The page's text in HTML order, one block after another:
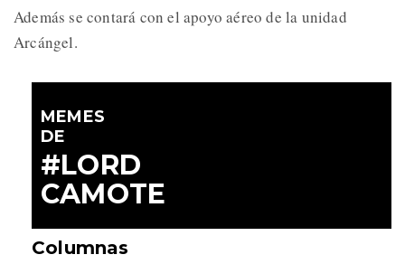
Además se contará con el apoyo aéreo de la unidad
Arcángel.
MEMES
DE
#LORD
CAMOTE
Columnas